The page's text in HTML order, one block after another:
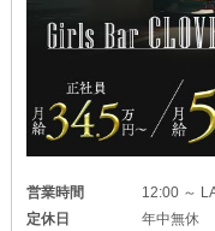
営業時間
12:00 ～
定休日
年中無休